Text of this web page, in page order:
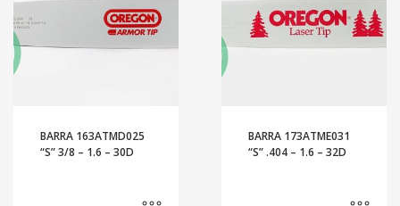
BARRA 163ATMD025
“S” 3/8 – 1.6 – 30D
BARRA 173ATME031
“S” .404 – 1.6 – 32D